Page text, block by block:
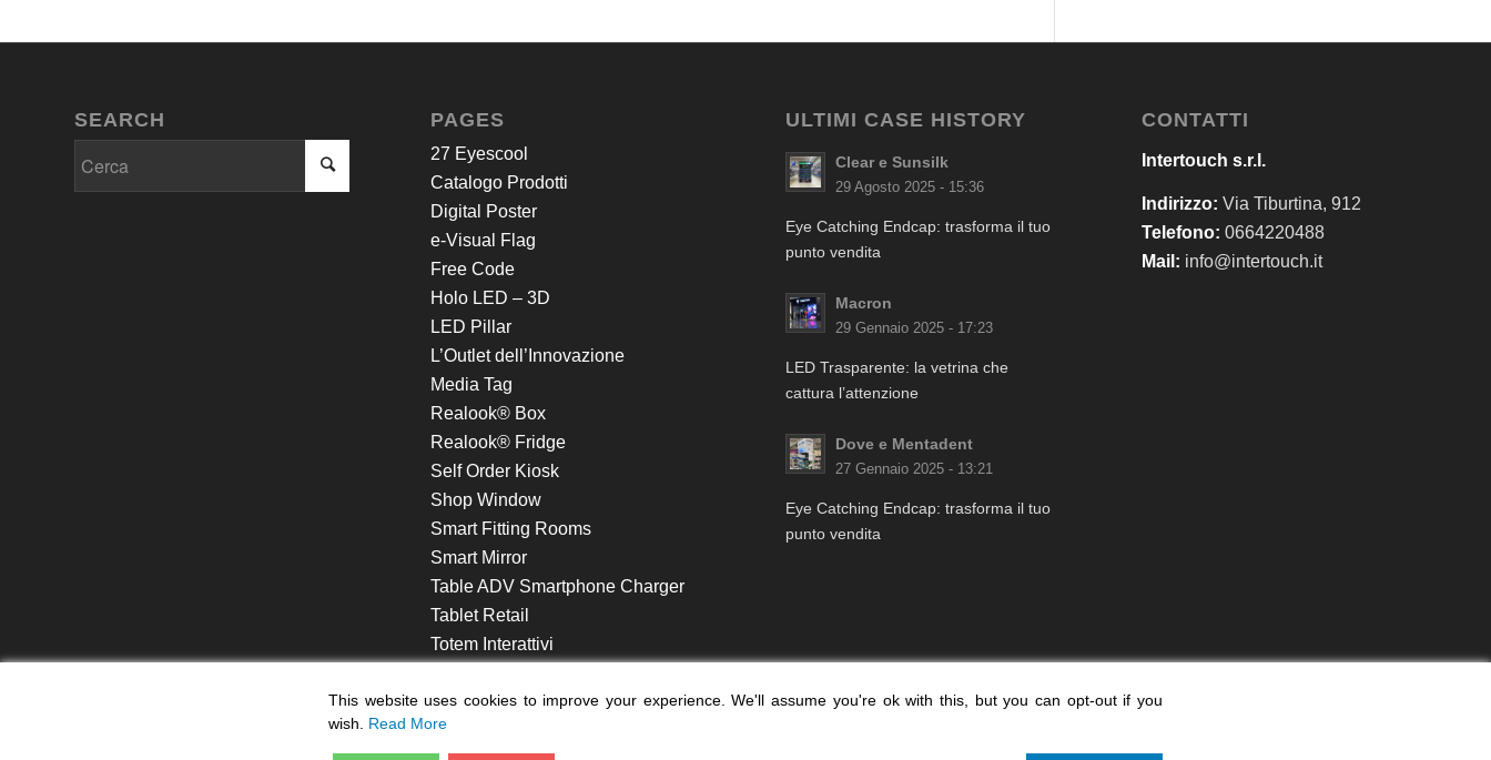
SEARCH PAGES
27 Eyescool
Catalogo Prodotti
Digital Poster
e-Visual Flag
Free Code
Holo LED – 3D
LED Pillar
L’Outlet dell’Innovazione
Media Tag
Realook® Box
Realook® Fridge
Self Order Kiosk
Shop Window
Smart Fitting Rooms
Smart Mirror
Table ADV Smartphone Charger
Tablet Retail
Totem Interattivi
ULTIMI CASE HISTORY
Clear e Sunsilk
29 Agosto 2025 - 15:36
Eye Catching Endcap: trasforma il tuo
punto vendita
Macron
29 Gennaio 2025 - 17:23
LED Trasparente: la vetrina che
cattura l’attenzione
Dove e Mentadent
27 Gennaio 2025 - 13:21
Eye Catching Endcap: trasforma il tuo
punto vendita
CONTATTI
Intertouch s.r.l.
Indirizzo: Via Tiburtina, 912
Telefono: 0664220488
Mail: info@intertouch.it
This website uses cookies to improve your experience. We'll assume you're ok with this, but you can opt-out if you
wish. Read More